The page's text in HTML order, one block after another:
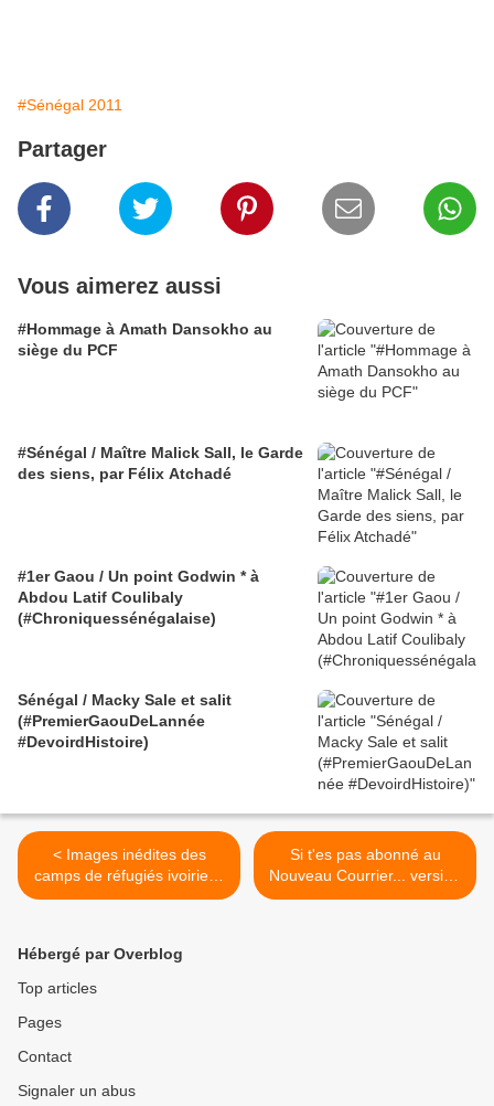
#Sénégal 2011
Partager
Vous aimerez aussi
#Hommage à Amath Dansokho au
siège du PCF
#Sénégal / Maître Malick Sall, le Garde
des siens, par Félix Atchadé
#1er Gaou / Un point Godwin * à
Abdou Latif Coulibaly
(#Chroniquessénégalaise)
Sénégal / Macky Sale et salit
(#PremierGaouDeLannée
#DevoirdHistoire)
< Images inédites des
camps de réfugiés ivoiriens
du Ghana - Un après-midi à
Si t'es pas abonné au
Nouveau Courrier... version
Niggers With an Attitude >
Hébergé par Overblog
Top articles
Pages
Contact
Signaler un abus